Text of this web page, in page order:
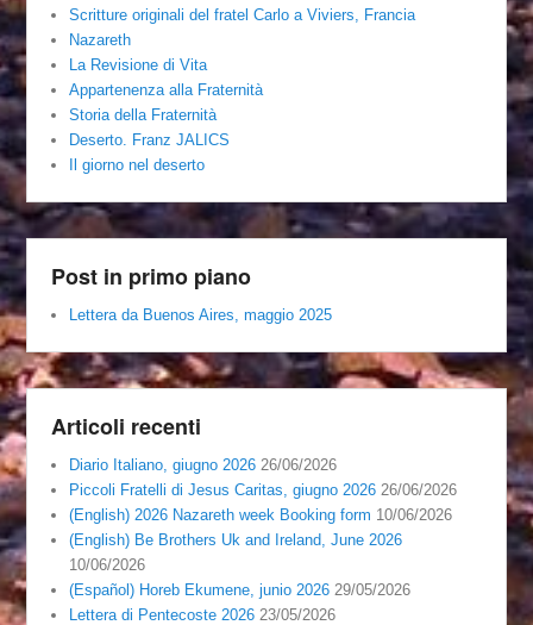
Scritture originali del fratel Carlo a Viviers, Francia
Nazareth
La Revisione di Vita
Appartenenza alla Fraternità
Storia della Fraternità
Deserto. Franz JALICS
Il giorno nel deserto
Post in primo piano
Lettera da Buenos Aires, maggio 2025
Articoli recenti
Diario Italiano, giugno 2026 26/06/2026
Piccoli Fratelli di Jesus Caritas, giugno 2026 26/06/2026
(English) 2026 Nazareth week Booking form 10/06/2026
(English) Be Brothers Uk and Ireland, June 2026
10/06/2026
(Español) Horeb Ekumene, junio 2026 29/05/2026
Lettera di Pentecoste 2026 23/05/2026